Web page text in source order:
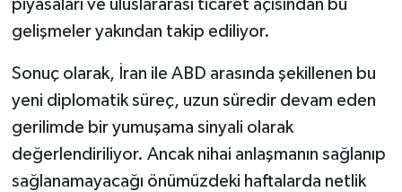
piyasaları ve uluslararası ticaret açısından bu
gelişmeler yakından takip ediliyor.
Sonuç olarak, İran ile ABD arasında şekillenen bu
yeni diplomatik süreç, uzun süredir devam eden
gerilimde bir yumuşama sinyali olarak
değerlendiriliyor. Ancak nihai anlaşmanın sağlanıp
sağlanamayacağı önümüzdeki haftalarda netlik